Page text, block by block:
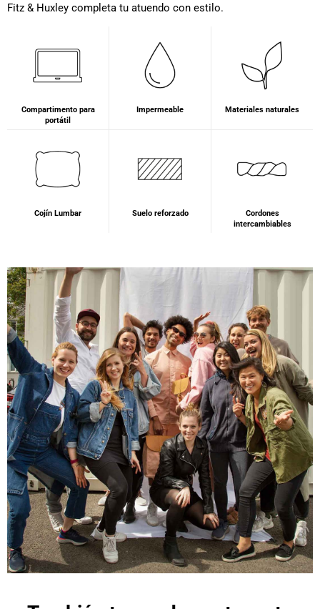
Fitz & Huxley completa tu atuendo con estilo.
Compartimento para
portátil
Impermeable Materiales naturales
Cojín Lumbar Suelo reforzado
Cordones
intercambiables